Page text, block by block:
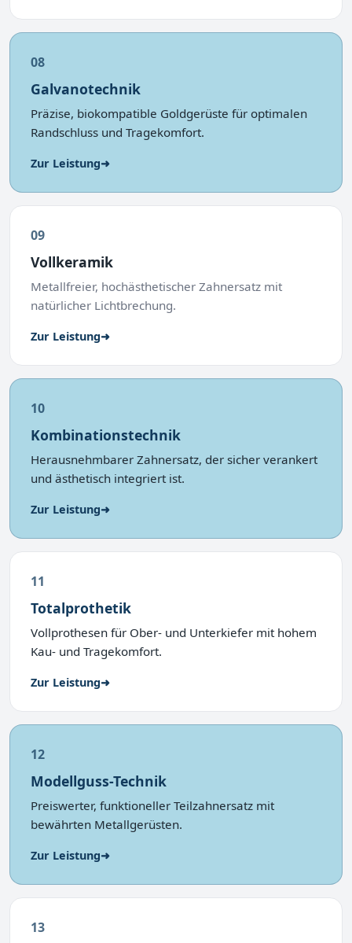
08
Galvanotechnik
Präzise, biokompatible Goldgerüste für optimalen
Randschluss und Tragekomfort.
Zur Leistung➜
09
Vollkeramik
Metallfreier, hochästhetischer Zahnersatz mit
natürlicher Lichtbrechung.
Zur Leistung➜
10
Kombinationstechnik
Herausnehmbarer Zahnersatz, der sicher verankert
und ästhetisch integriert ist.
Zur Leistung➜
11
Totalprothetik
Vollprothesen für Ober- und Unterkiefer mit hohem
Kau- und Tragekomfort.
Zur Leistung➜
12
Modellguss-Technik
Preiswerter, funktioneller Teilzahnersatz mit
bewährten Metallgerüsten.
Zur Leistung➜
13